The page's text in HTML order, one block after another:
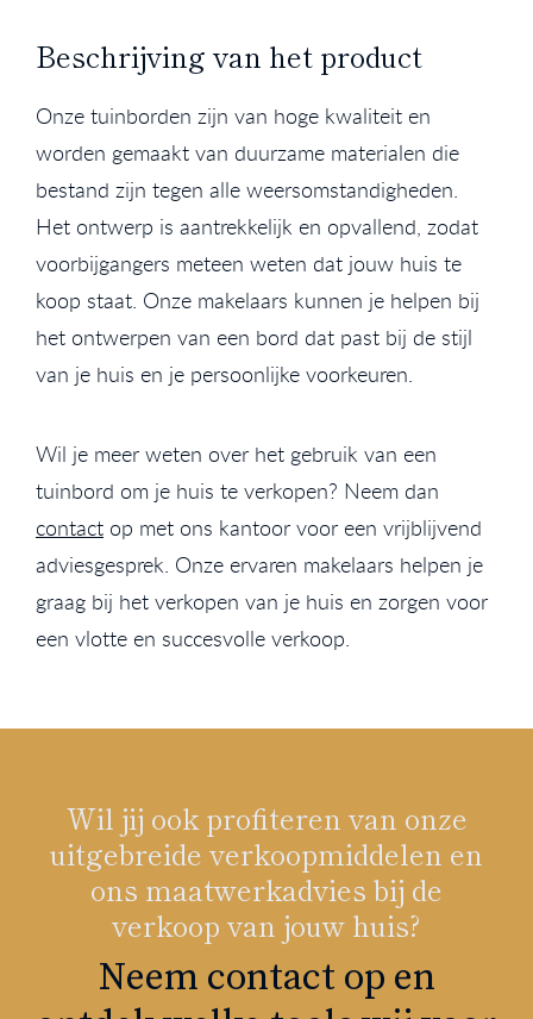
Beschrijving van het product
Onze tuinborden zijn van hoge kwaliteit en
worden gemaakt van duurzame materialen die
bestand zijn tegen alle weersomstandigheden.
Het ontwerp is aantrekkelijk en opvallend, zodat
voorbijgangers meteen weten dat jouw huis te
koop staat. Onze makelaars kunnen je helpen bij
het ontwerpen van een bord dat past bij de stijl
van je huis en je persoonlijke voorkeuren.
Wil je meer weten over het gebruik van een
tuinbord om je huis te verkopen? Neem dan
contact op met ons kantoor voor een vrijblijvend
adviesgesprek. Onze ervaren makelaars helpen je
graag bij het verkopen van je huis en zorgen voor
een vlotte en succesvolle verkoop.
Wil jij ook profiteren van onze
uitgebreide verkoopmiddelen en
ons maatwerkadvies bij de
verkoop van jouw huis?
Neem contact op en